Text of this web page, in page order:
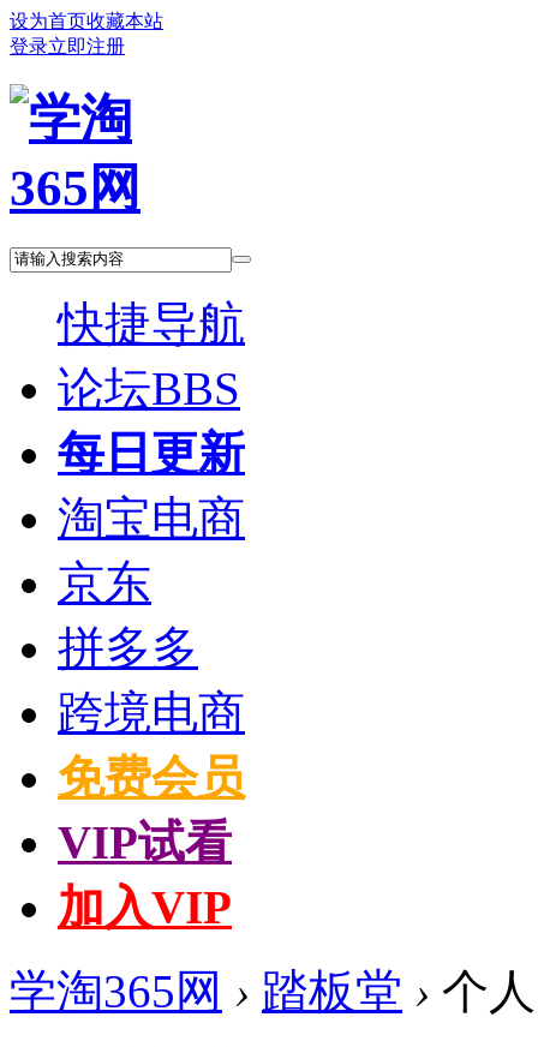
设为首页收藏本站
登录立即注册
快捷导航
论坛BBS
每日更新
淘宝电商
京东
拼多多
跨境电商
免费会员
VIP试看
加入VIP
学淘365网 › 踏板堂 › 个